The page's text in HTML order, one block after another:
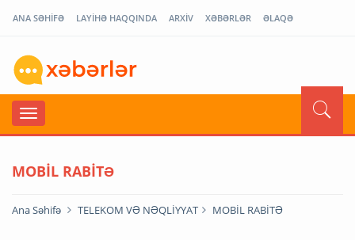
ANA SƏHİFƏ LAYİHƏ HAQQINDA ARXİV XƏBƏRLƏR ƏLAQƏ
MOBİL RABİTƏ
Ana Səhifə TELEKOM VƏ NƏQLİYYAT MOBİL RABİTƏ